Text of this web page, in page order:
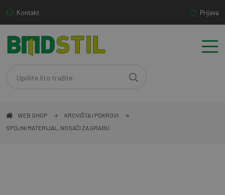
Kontakt Prijava
WEB SHOP
KROVIŠTA I POKROVI
SPOJNI MATERIJAL, NOSAČI ZA GRAĐU